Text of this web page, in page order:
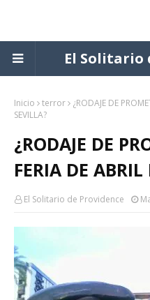
El Solitario
Inicio terror
¿RODAJE DE
SEVILLA?
¿RODAJE DE
FERIA DE
El Solitario de Providence